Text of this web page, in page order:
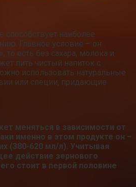
наиболее
Главное условие – он
есть без сахара, молока и
пить чистый напиток с
использовать натуральные
или специи, придающие
меняться в зависимости от
именно в этом продукте он –
(380-620 мл/л). Учитывая
действие зернового
стоит в первой половине